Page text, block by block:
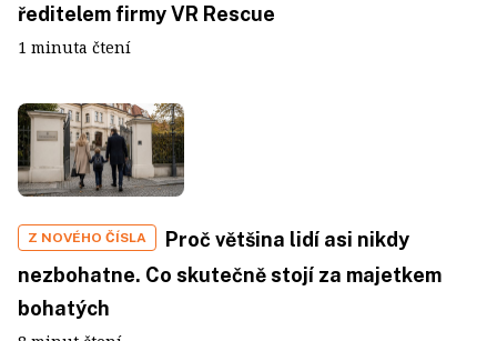
ředitelem firmy VR Rescue
1 minuta čtení
Z NOVÉHO ČÍSLA
Proč většina lidí asi nikdy
nezbohatne. Co skutečně stojí za majetkem
bohatých